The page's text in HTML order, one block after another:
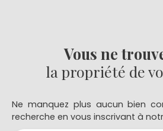
Vous ne
la propriété de
Ne manquez plus aucun bien
recherche en vous inscrivant à